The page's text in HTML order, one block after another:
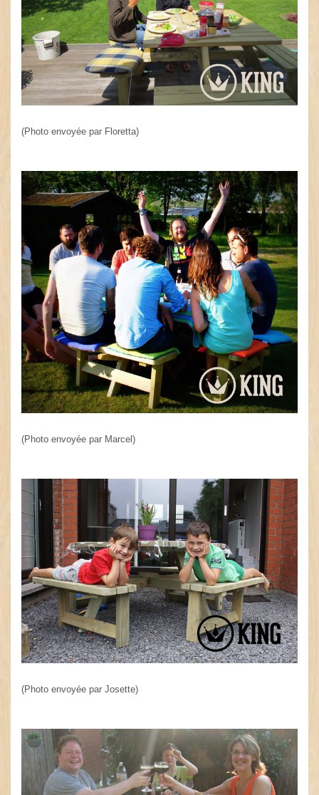
(Photo envoyée par Floretta)
(Photo envoyée par Marcel)
(Photo envoyée par Josette)